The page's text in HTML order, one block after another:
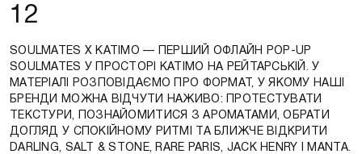
12
SOULMATES X KATIMO — ПЕРШИЙ ОФЛАЙН POP-UP
SOULMATES У ПРОСТОРІ KATIMO НА РЕЙТАРСЬКІЙ. У
МАТЕРІАЛІ РОЗПОВІДАЄМО ПРО ФОРМАТ, У ЯКОМУ НАШІ
БРЕНДИ МОЖНА ВІДЧУТИ НАЖИВО: ПРОТЕСТУВАТИ
ТЕКСТУРИ, ПОЗНАЙОМИТИСЯ З АРОМАТАМИ, ОБРАТИ
ДОГЛЯД У СПОКІЙНОМУ РИТМІ ТА БЛИЖЧЕ ВІДКРИТИ
DARLING, SALT & STONE, RARE PARIS, JACK HENRY І MANTA.